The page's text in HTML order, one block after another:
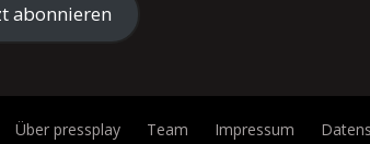
abonnieren
Über pressplay Team Impressum